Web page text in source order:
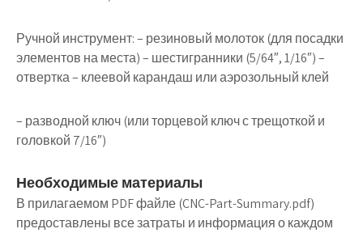
Ручной инструмент: – резиновый молоток (для посадки
элементов на места) – шестигранники (5/64″, 1/16″) –
отвертка – клеевой карандаш или аэрозольный клей
– разводной ключ (или торцевой ключ с трещоткой и
головкой 7/16″)
Необходимые материалы
В прилагаемом PDF файле (CNC-Part-Summary.pdf)
предоставлены все затраты и информация о каждом